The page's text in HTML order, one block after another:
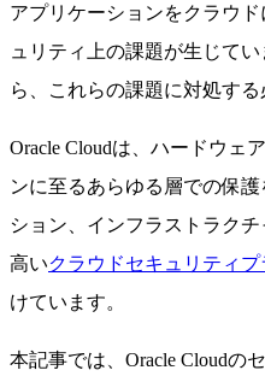
アプリケーションをクラウ
ュリティ上の課題が生じて
ら、これらの課題に対処する
Oracle Cloudは、ハードウェ
ンに至るあらゆる層での保
ション、インフラストラク
高いクラウドセキュリティ
けています。
本記事では、Oracle Cloudの